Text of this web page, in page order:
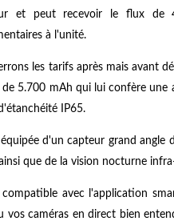
et peut recevoir le flux de
à l'unité.
les tarifs après mais avant
de 5.700 mAh qui lui confère
IP65.
équipée d'un capteur grand
ainsi que de la vision nocturne
compatible avec l'application
vos caméras en direct bien